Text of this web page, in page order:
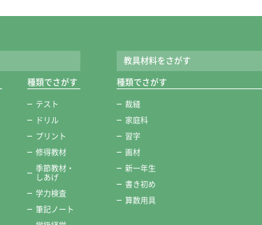
種類でさがす
テスト
ドリル
プリント
修得教材
季節教材・
しあげ
学力検査
筆記ノート
教具材料をさがす
種類でさがす
裁縫
家庭科
習字
画材
新一年生
書き初め
算数用具